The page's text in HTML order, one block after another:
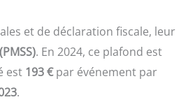
et de déclaration fiscale, leur
. En 2024, ce plafond est
est 193 €par événement par
.